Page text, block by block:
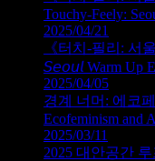
Touchy‑Feely:
2025/04/21
《터치‑필리: 서
𝘚𝘦𝘰𝘶𝘭 Warm Up
2025/04/05
경계 너머: 에코
Ecofeminism and
2025/03/11
2025 대안공간